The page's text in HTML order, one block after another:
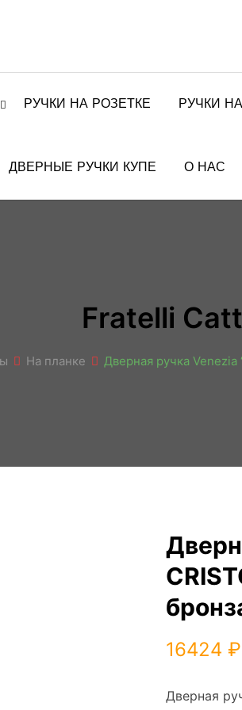
РУЧКИ НА РОЗЕТКЕ РУЧКИ
ДВЕРНЫЕ РУЧКИ КУПЕ О НАС
Fratelli
На планке Дверная ручка Venezia
16424 ₽
Дверная